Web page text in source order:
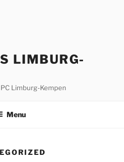
LIMBURG-
Limburg-Kempen
Menu